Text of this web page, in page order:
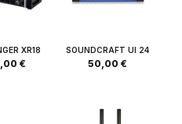
XR18
€
SOUNDCRAFT UI 24
50,00€